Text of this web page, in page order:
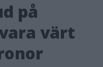
på
värt